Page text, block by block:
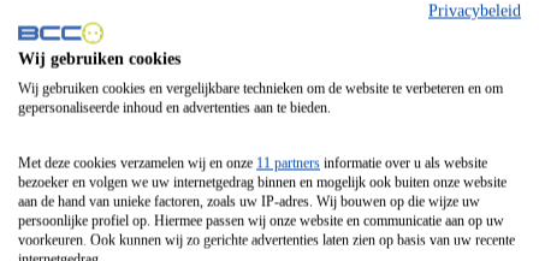
Fitelli
Airfryer
Frituurpan
Contactgrill
Broodbakmachine
Broodrooster
Privacybeleid
Wij gebruiken cookies
Wij gebruiken cookies en vergelijkbare technieken om de website te verbeteren en om
gepersonaliseerde inhoud en advertenties aan te bieden.
Met deze cookies verzamelen wij en onze 11 partners informatie over u als website
bezoeker en volgen we uw internetgedrag binnen en mogelijk ook buiten onze website
aan de hand van unieke factoren, zoals uw IP-adres. Wij bouwen op die wijze uw
persoonlijke profiel op. Hiermee passen wij onze website en communicatie aan op uw
voorkeuren. Ook kunnen wij zo gerichte advertenties laten zien op basis van uw recente